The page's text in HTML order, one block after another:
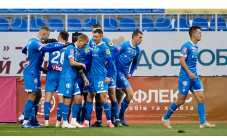
КІБЕРСПОРТ
ЧС-2026
ФУТЗАЛ
ІНШІ
БУКМЕКЕРИ